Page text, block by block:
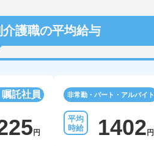
護職の平均給与
託社員
円
非常勤・パート・アルバイト
1402円